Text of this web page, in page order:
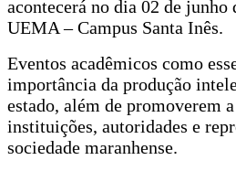
acontecerá no dia 02 de junho
UEMA – Campus Santa Inês.
Eventos acadêmicos como
importância da produção
estado, além de promoverem
instituições, autoridades e
sociedade maranhense.